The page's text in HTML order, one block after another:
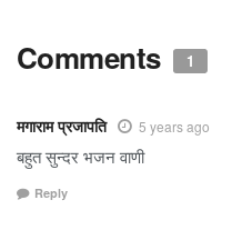
Comments 1
मगाराम प्रजापति 5 years ago
बहुत सुन्दर भजन वाणी
Reply